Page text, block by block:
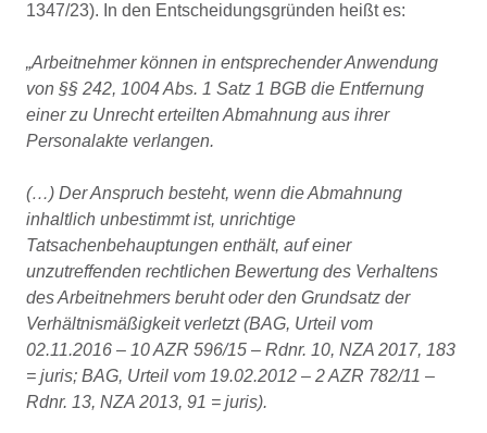
1347/23). In den Entscheidungsgründen heißt es:
„Arbeitnehmer können in entsprechender Anwendung
von §§ 242, 1004 Abs. 1 Satz 1 BGB die Entfernung
einer zu Unrecht erteilten Abmahnung aus ihrer
Personalakte verlangen.
(…) Der Anspruch besteht, wenn die Abmahnung
inhaltlich unbestimmt ist, unrichtige
Tatsachenbehauptungen enthält, auf einer
unzutreffenden rechtlichen Bewertung des Verhaltens
des Arbeitnehmers beruht oder den Grundsatz der
Verhältnismäßigkeit verletzt (BAG, Urteil vom
02.11.2016 – 10 AZR 596/15 – Rdnr. 10, NZA 2017, 183
= juris; BAG, Urteil vom 19.02.2012 – 2 AZR 782/11 –
Rdnr. 13, NZA 2013, 91 = juris).